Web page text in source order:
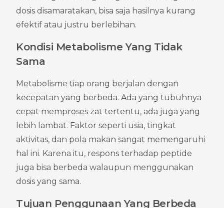
dosis disamaratakan, bisa saja hasilnya kurang
efektif atau justru berlebihan.
Kondisi Metabolisme Yang Tidak
Sama
Metabolisme tiap orang berjalan dengan
kecepatan yang berbeda. Ada yang tubuhnya
cepat memproses zat tertentu, ada juga yang
lebih lambat. Faktor seperti usia, tingkat
aktivitas, dan pola makan sangat memengaruhi
hal ini. Karena itu, respons terhadap peptide
juga bisa berbeda walaupun menggunakan
dosis yang sama.
Tujuan Penggunaan Yang Berbeda